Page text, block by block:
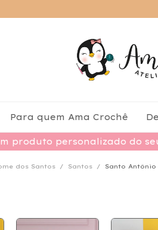
produto personalizado do
Para quem Ama Crochê
dos Santos / Santos / Santo Antônio